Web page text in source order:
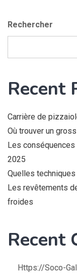
Rechercher
Recent
Carrière de
Où trouver un
Les conséquences
2025
Quelles
Les revêtements
froides
Recent
Https://Soco-